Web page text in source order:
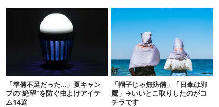
「準備不足だった…」夏キャン
プの“絶望”を防ぐ虫よけアイテ
ム14選
「帽子じゃ無防備」「日傘は邪
魔」→いいとこ取りしたのがコ
チラです